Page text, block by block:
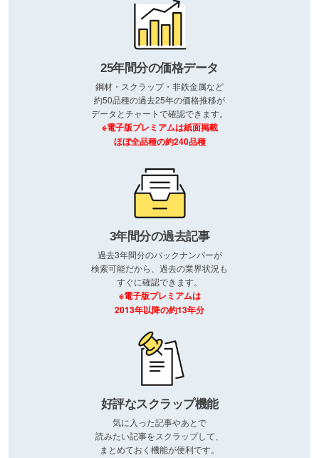
25年間分の価格データ
鋼材・スクラップ・非鉄金属など
約50品種の過去25年の価格推移が
データとチャートで確認できます。
※電子版プレミアムは紙面掲載
ほぼ全品種の約240品種
3年間分の過去記事
過去3年間分のバックナンバーが
検索可能だから、過去の業界状況も
すぐに確認できます。
※電子版プレミアムは
2013年以降の約13年分
好評なスクラップ機能
気に入った記事やあとで
読みたい記事をスクラップして、
まとめておく機能が便利です。